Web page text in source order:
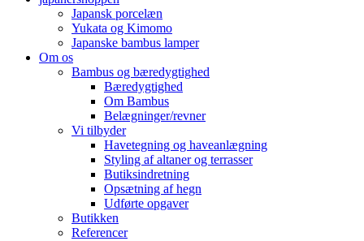
Japansk porcelæn
Yukata og Kimomo
Japanske bambus lamper
Om os
Bambus og bæredygtighed
Bæredygtighed
Om Bambus
Belægninger/revner
Vi tilbyder
Havetegning og haveanlægning
Styling af altaner og terrasser
Butiksindretning
Opsætning af hegn
Udførte opgaver
Butikken
Referencer